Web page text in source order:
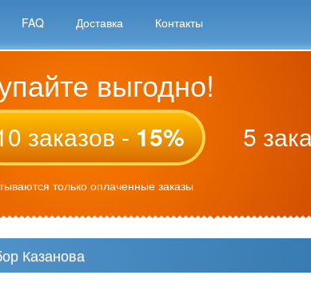
FAQ Доставка Контакты
выгодно!
заказов -15% 5
только оплаченные заказы
Казанова